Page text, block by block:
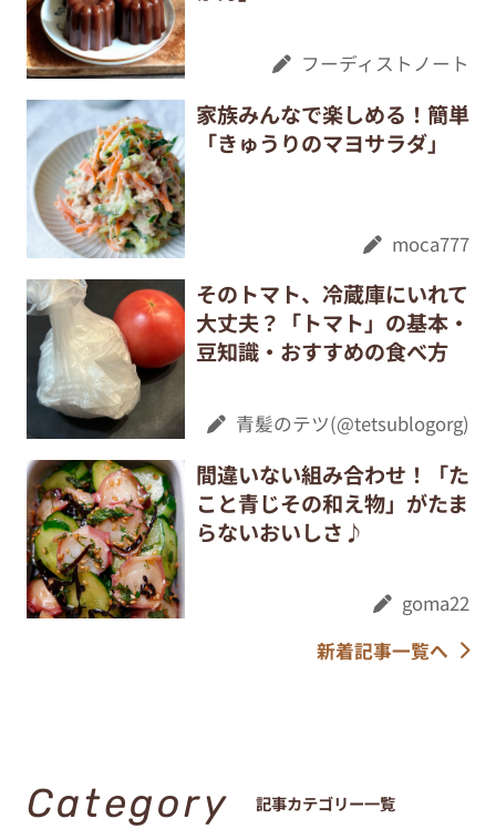
フーディストノート
家族みんなで楽しめる！簡単
「きゅうりのマヨサラダ」
moca777
そのトマト、冷蔵庫にいれて
大丈夫？「トマト」の基本・
豆知識・おすすめの食べ方
青髪のテツ(@tetsublogorg)
間違いない組み合わせ！「た
こと青じその和え物」がたま
らないおいしさ♪
goma22
新着記事一覧へ
Category 記事カテゴリー一覧